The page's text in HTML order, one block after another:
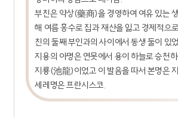
부친은 약상(藥商)을 경영하여 여유 있는
해 여름 홍수로 집과 재산을 잃고 경제적으
친의 둘째 부인과의 사이에서 동생 둘이 있
지용의 아명은 연못에서 용이 하늘로 승천
지룡(池龍)이었고 이 발음을 따서 본명은
세레명은 프란시스코.